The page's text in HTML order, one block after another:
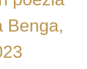
Benga,